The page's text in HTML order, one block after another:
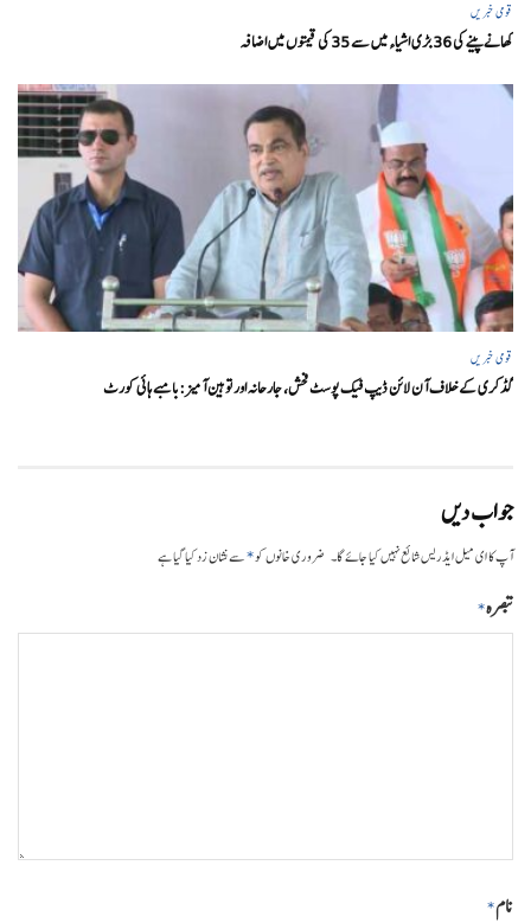
قومی خبریں
کھانے پینے کی 36 بڑی اشیاء میں سے 35 کی قیمتوں میں اضافہ
قومی خبریں
گڈکری کے خلاف آن لائن ڈیپ فیک پوسٹ فحش، جارحانہ اور توہین آمیز:بامبے ہائی کورٹ
جواب دیں
آپ کا ای میل ایڈریس شائع نہیں کیا جائے گا۔ ضروری خانوں کو*سے نشان زد کیا گیا ہے
تبصرہ*
نام*